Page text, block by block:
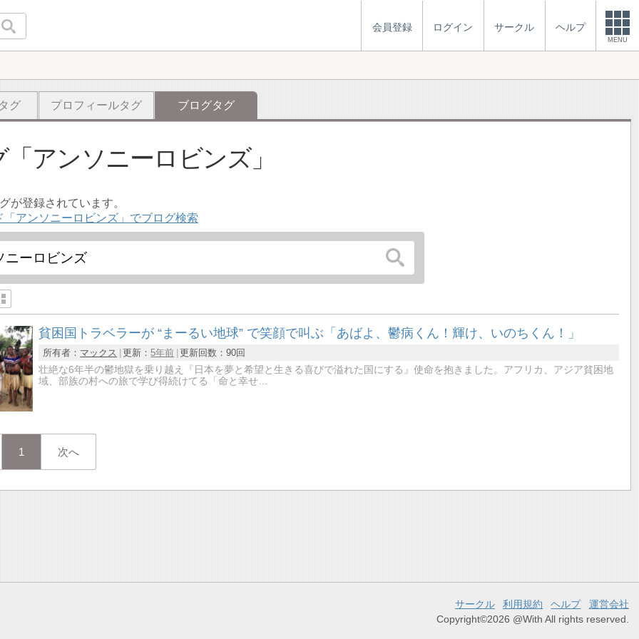
会員登録 ログイン サークル ヘルプ
MENU
グ プロフィールタグ ブログタグ
アンソニーロビンズ
が登録されています。
「アンソニーロビンズ」でブログ検索
貧困国トラベラーが “まーるい地球” で笑顔で叫ぶ「あばよ、鬱病くん！輝け、いのちくん！」
所有者： マックス 更新：5年前 更新回数：90回
壮絶な6年半の鬱地獄を乗り越え『日本を夢と希望と生きる喜びで溢れた国にする』使命を抱きました。アフリカ、アジア貧困地
域、部族の村への旅で学び得続けてる「命と幸せ…
1 次へ
サークル 利用規約 ヘルプ
運営会社
Copyright©2026 @With All rights reserved.